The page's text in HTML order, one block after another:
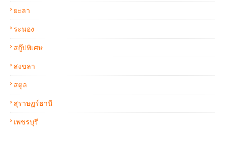
ยะลา
ระนอง
สกู๊ปพิเศษ
สงขลา
สตูล
สุราษฏร์ธานี
เพชรบุรี